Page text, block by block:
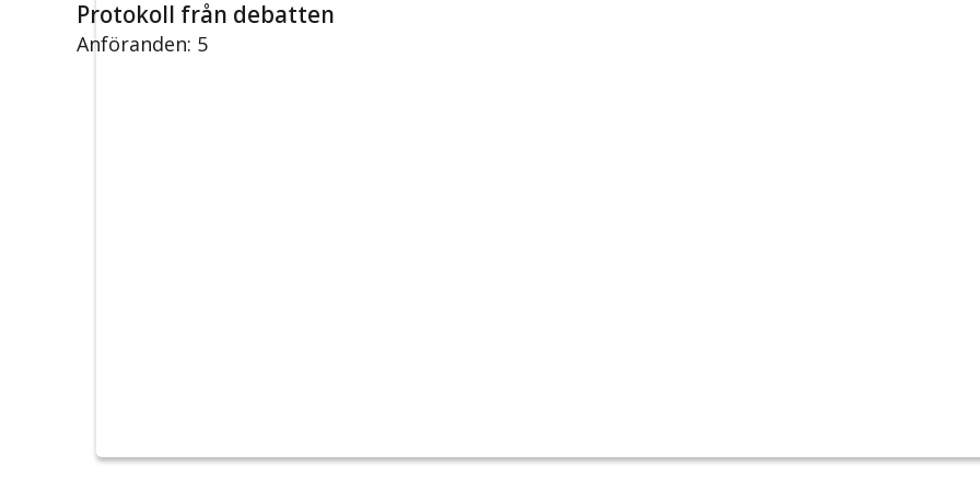
Protokoll från debatten
Anföranden: 5